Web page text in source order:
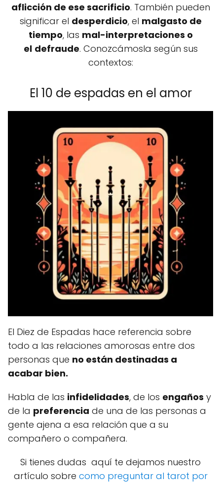
aflicción de ese sacrificio. También pueden
significar el desperdicio, el malgasto de
tiempo, las mal-interpretaciones o
el defraude. Conozcámosla según sus
contextos:
El 10 de espadas en el amor
El Diez de Espadas hace referencia sobre
todo a las relaciones amorosas entre dos
personas que no están destinadas a
acabar bien.
Habla de las infidelidades, de los engaños y
de la preferencia de una de las personas a
gente ajena a esa relación que a su
compañero o compañera.
Si tienes dudas aquí te dejamos nuestro
artículo sobre como preguntar al tarot por